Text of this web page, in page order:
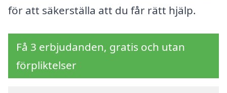
för att säkerställa att du får rätt hjälp.
Få 3 erbjudanden, gratis och utan
förpliktelser